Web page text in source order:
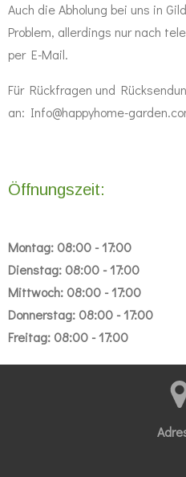
Auch die Abholung bei uns in
Problem, allerdings nur nach
per E-Mail.
Für Rückfragen und
an: Info@happyhome-
Öffnungszeit:
Montag: 08:00 - 17:00
Dienstag: 08:00 - 17:00
Mittwoch: 08:00 - 17:00
Donnerstag: 08:00 - 17:00
Freitag: 08:00 - 17:00